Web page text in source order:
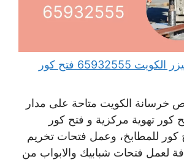
قص خرسانه بالليزر الكويت 65932555 فتح كور
الكويت متاحة على مدار
كور تهوية مركزية و فتح كور
كور للمطابخ، وعمل فتحات تخريم
لعمل فتحات شبابيك والابواب من